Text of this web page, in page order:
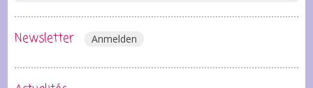
Newsletter Anmelden